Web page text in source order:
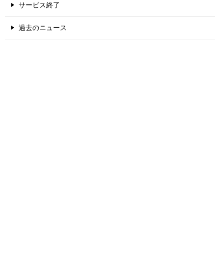
サービス終了
過去のニュース